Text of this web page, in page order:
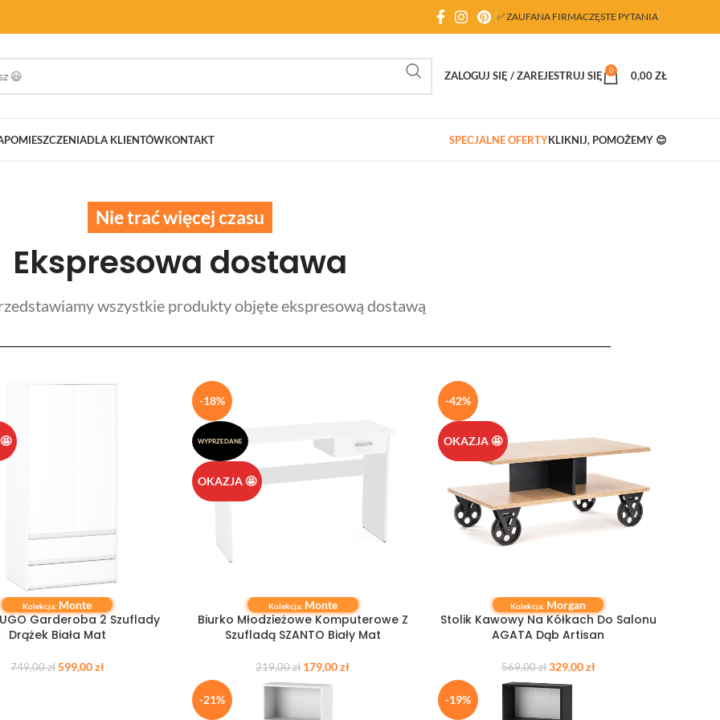
✅ ZAUFANA FIRMACZĘSTE PYTANIA
ZALOGUJ SIĘ / ZAREJESTRUJ SIĘ 0 0,00ZŁ
POMIESZCZENIADLA KLIENTÓWKONTAKT SPECJALNE OFERTYKLIKNIJ, POMOŻEMY 😊
Nie trać więcej czasu
Ekspresowa dostawa
wszystkie produkty objęte ekspresową dostawą
KOSZYKA
Kolekcja: Monte
Garderoba 2 Szuflady
Drążek Biała Mat
749,00zł 599,00zł
-18%
WYPRZEDANE
OKAZJA 🤩
DOWIEDZ SIĘ WIĘCEJ
Kolekcja: Monte
Biurko Młodzieżowe Komputerowe Z
Szufladą SZANTO Biały Mat
219,00zł 179,00zł
-42%
OKAZJA 🤩
DODAJ DO KOSZYKA
Kolekcja: Morgan
Stolik Kawowy Na Kółkach Do Salonu
AGATA Dąb Artisan
569,00zł 329,00zł
-21% -19%